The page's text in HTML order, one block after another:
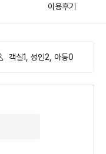
이용후기
객실1, 성인2, 아동0